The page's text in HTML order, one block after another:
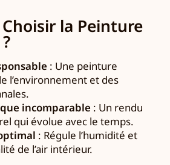
la Peinture
: Une peinture
l’environnement et des
incomparable : Un rendu
qui évolue avec le temps.
: Régule l’humidité et
de l’air intérieur.